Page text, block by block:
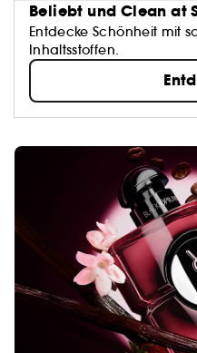
Beliebt und Clean at
Entdecke Schönheit mit
Inhaltsstoffen.